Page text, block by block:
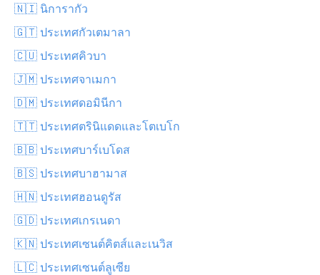
🇳🇮 นิการากัว
🇬🇹 ประเทศกัวเตมาลา
🇨🇺 ประเทศคิวบา
🇯🇲 ประเทศจาเมกา
🇩🇲 ประเทศดอมินีกา
🇹🇹 ประเทศตรินิแดดและโตเบโก
🇧🇧 ประเทศบาร์เบโดส
🇧🇸 ประเทศบาฮามาส
🇭🇳 ประเทศฮอนดูรัส
🇬🇩 ประเทศเกรเนดา
🇰🇳 ประเทศเซนต์คิตส์และเนวิส
🇱🇨 ประเทศเซนต์ลูเซีย